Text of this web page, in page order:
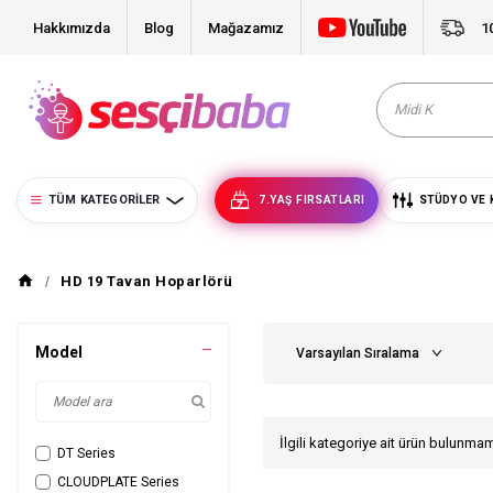
Hakkımızda Blog Mağazamız
TÜM KATEGORILER 7.YAŞ FIRSATLARI STÜDYO VE
HD 19 Tavan Hoparlörü
Model
DT Series
CLOUDPLATE Series
İlgili kategoriye ait ürün